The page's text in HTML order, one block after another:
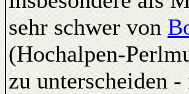
sehr schwer von
(Hochalpen-
zu unterscheiden